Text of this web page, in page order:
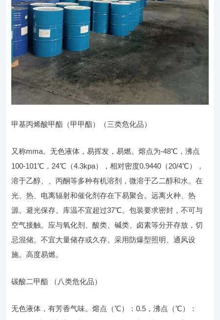
甲基丙烯酸甲酯（甲甲酯）（三类危化品）
又称mma。无色液体，易挥发，易燃。熔点为-48℃，沸点
100-101℃，24℃（4.3kpa），相对密度0.9440（20/4℃），
溶于乙醇、、丙酮等多种有机溶剂，微溶于乙二醇和水。在
光、热、电离辐射和催化剂存在下易聚合。远离火种、热
源。避光保存。库温不宜超过37℃。包装要求密封，不可与
空气接触。应与氧化剂、酸类、碱类、卤素等分开存放，切
忌混储。不宜大量储存或久存。采用防爆型照明、通风设
施。高度易燃。
碳酸二甲酯 （八类危化品）
无色液体，有芳香气味。熔点（℃）：0.5，沸点（℃）：